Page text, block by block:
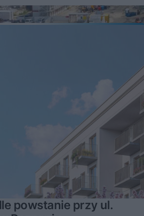
powstanie przy ul.